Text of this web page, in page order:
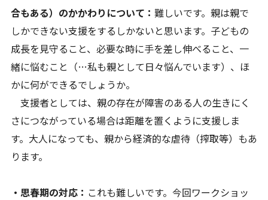
合もある）のかかわりについて： 難しいです。親は親で
しかできない支援をするしかないと思います。子どもの
成長を見守ること、必要な時に手を差し伸べること、一
緒に悩むこと（…私も親として日々悩んでいます）、ほ
かに何ができるでしょうか。
支援者としては、親の存在が障害のある人の生きにく
さにつながっている場合は距離を置くように支援しま
す。大人になっても、親から経済的な虐待（搾取等）もあ
ります。
・思春期の対応： これも難しいです。今回ワークショッ